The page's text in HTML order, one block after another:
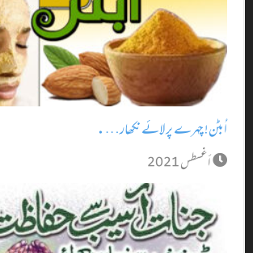
اُبٹن! چہرے پر لائے نکھار….
أغسطس 2021